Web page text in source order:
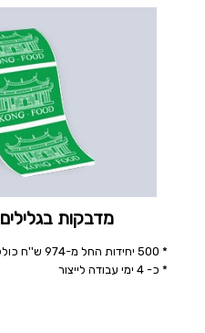
מדבקות בגלילים 9.8X15 ס''מ
* 500 יחידות החל מ-974 ש''ח כולל מע''מ
* כ- 4 ימי עבודה לייצור